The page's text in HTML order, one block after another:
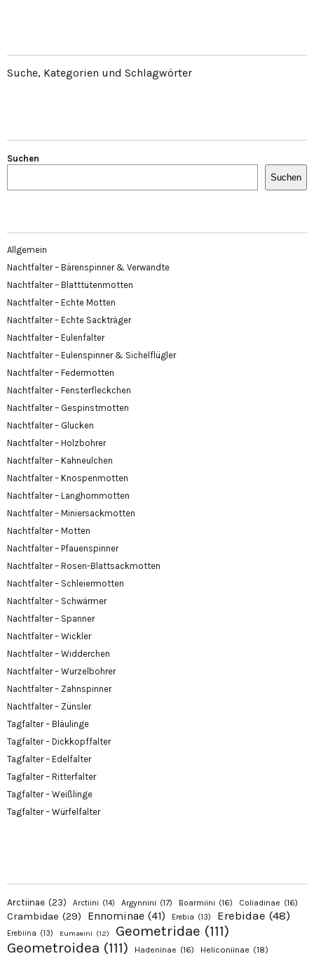
Suche, Kategorien und Schlagwörter
Suchen
Suchen
Allgemein
Nachtfalter – Bärenspinner & Verwandte
Nachtfalter – Blatttütenmotten
Nachtfalter – Echte Motten
Nachtfalter – Echte Sackträger
Nachtfalter – Eulenfalter
Nachtfalter – Eulenspinner & Sichelflügler
Nachtfalter – Federmotten
Nachtfalter – Fensterfleckchen
Nachtfalter – Gespinstmotten
Nachtfalter – Glucken
Nachtfalter – Holzbohrer
Nachtfalter – Kahneulchen
Nachtfalter – Knospenmotten
Nachtfalter – Langhornmotten
Nachtfalter – Miniersackmotten
Nachtfalter – Motten
Nachtfalter – Pfauenspinner
Nachtfalter – Rosen-Blattsackmotten
Nachtfalter – Schleiermotten
Nachtfalter – Schwärmer
Nachtfalter – Spanner
Nachtfalter – Wickler
Nachtfalter – Widderchen
Nachtfalter – Wurzelbohrer
Nachtfalter – Zahnspinner
Nachtfalter – Zünsler
Tagfalter – Bläulinge
Tagfalter – Dickkopffalter
Tagfalter – Edelfalter
Tagfalter – Ritterfalter
Tagfalter – Weißlinge
Tagfalter – Würfelfalter
Arctiinae (23) Arctiini (14) Argynnini (17) Boarmiini (16) Coliadinae (16)
Crambidae (29) Ennominae (41) Erebia (13) Erebidae (48)
Erebiina (13) Eumaeini (12) Geometridae (111)
Geometroidea (111) Hadeninae (16) Heliconiinae (18)